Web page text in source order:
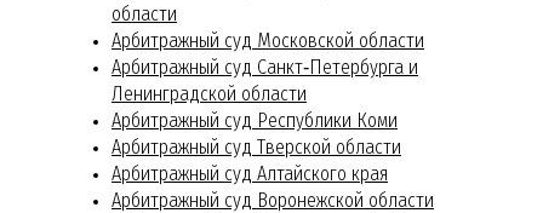
области
Арбитражный суд Московской области
Арбитражный суд Санкт‑Петербурга и
Ленинградской области
Арбитражный суд Республики Коми
Арбитражный суд Тверской области
Арбитражный суд Алтайского края
Арбитражный суд Воронежской области